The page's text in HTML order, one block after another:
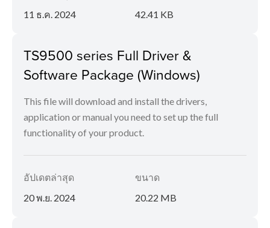
11 ธ.ค. 2024
42.41 KB
TS9500 series Full Driver &
Software Package (Windows)
This file will download and install the drivers,
application or manual you need to set up the full
functionality of your product.
อัปเดตล่าสุด
20 พ.ย. 2024
ขนาด
20.22 MB